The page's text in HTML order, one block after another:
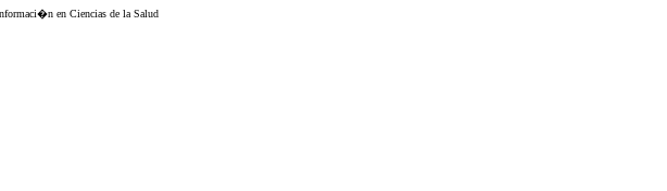
en Ciencias de la Salud